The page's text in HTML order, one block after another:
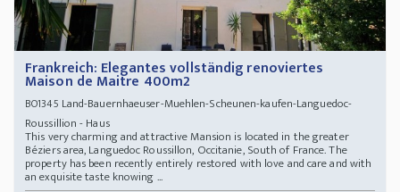
Frankreich: Elegantes vollständig renoviertes
Maison de Maitre 400m2
BO1345 Land-Bauernhaeuser-Muehlen-Scheunen-kaufen-Languedoc-
Roussillion - Haus
This very charming and attractive Mansion is located in the greater
Béziers area, Languedoc Roussillon, Occitanie, South of France. The
property has been recently entirely restored with love and care and with
an exquisite taste knowing ...